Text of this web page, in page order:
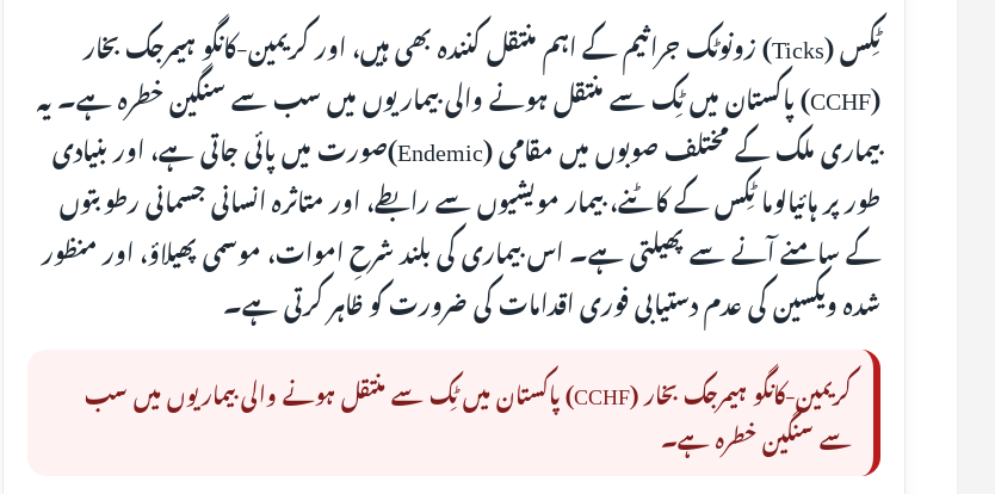
ٹِکس (Ticks) زونوٹک جراثیم کے اہم منتقل کنندہ بھی ہیں، اور کریمین-کانگو ہیمرجک بخار
(CCHF) پاکستان میں ٹِک سے منتقل ہونے والی بیماریوں میں سب سے سنگین خطرہ ہے۔ یہ
بیماری ملک کے مختلف صوبوں میں مقامی (Endemic)صورت میں پائی جاتی ہے، اور بنیادی
طور پر ہائیالوما ٹِکس کے کاٹنے، بیمار مویشیوں سے رابطے، اور متاثرہ انسانی جسمانی رطوبتوں
کے سامنے آنے سے پھیلتی ہے۔ اس بیماری کی بلند شرحِ اموات، موسمی پھیلاؤ، اور منظور
شدہ ویکسین کی عدم دستیابی فوری اقدامات کی ضرورت کو ظاہر کرتی ہے۔
کریمین-کانگو ہیمرجک بخار (CCHF) پاکستان میں ٹِک سے منتقل ہونے والی بیماریوں میں سب
سے سنگین خطرہ ہے۔